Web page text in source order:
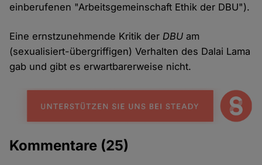
einberufenen "Arbeitsgemeinschaft Ethik der DBU").
Eine ernstzunehmende Kritik der DBU am
(sexualisiert-übergriffigen) Verhalten des Dalai Lama
gab und gibt es erwartbarerweise nicht.
Kommentare (25)